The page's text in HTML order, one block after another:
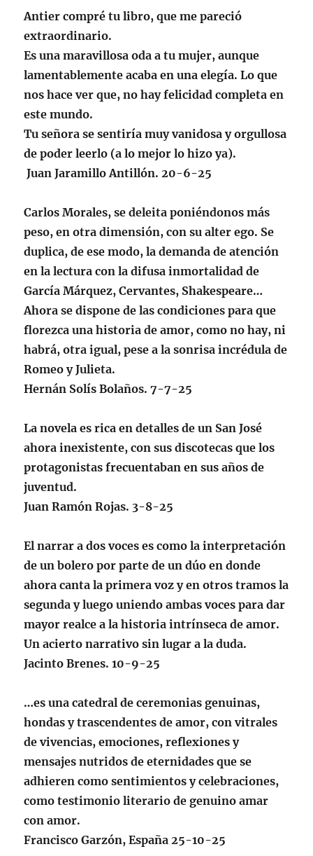
Antier compré tu libro, que me pareció
extraordinario.
Es una maravillosa oda a tu mujer, aunque
lamentablemente acaba en una elegía. Lo que
nos hace ver que, no hay felicidad completa en
este mundo.
Tu señora se sentiría muy vanidosa y orgullosa
de poder leerlo (a lo mejor lo hizo ya).
Juan Jaramillo Antillón. 20-6-25
Carlos Morales, se deleita poniéndonos más
peso, en otra dimensión, con su alter ego. Se
duplica, de ese modo, la demanda de atención
en la lectura con la difusa inmortalidad de
García Márquez, Cervantes, Shakespeare…
Ahora se dispone de las condiciones para que
florezca una historia de amor, como no hay, ni
habrá, otra igual, pese a la sonrisa incrédula de
Romeo y Julieta.
Hernán Solís Bolaños. 7-7-25
La novela es rica en detalles de un San José
ahora inexistente, con sus discotecas que los
protagonistas frecuentaban en sus años de
juventud.
Juan Ramón Rojas. 3-8-25
El narrar a dos voces es como la interpretación
de un bolero por parte de un dúo en donde
ahora canta la primera voz y en otros tramos la
segunda y luego uniendo ambas voces para dar
mayor realce a la historia intrínseca de amor.
Un acierto narrativo sin lugar a la duda.
Jacinto Brenes. 10-9-25
…es una catedral de ceremonias genuinas,
hondas y trascendentes de amor, con vitrales
de vivencias, emociones, reflexiones y
mensajes nutridos de eternidades que se
adhieren como sentimientos y celebraciones,
como testimonio literario de genuino amar
con amor.
Francisco Garzón, España 25-10-25